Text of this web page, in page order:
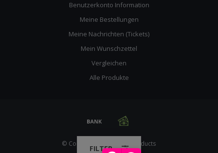
Benutzerkonto Information
Meine Bestellungen
Meine Nachrichten (Tickets)
Mein Wunschzettel
Vergleichen
Alle Produkte
© Copyright 2026 Racing Products
FILTER